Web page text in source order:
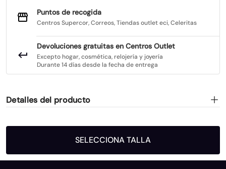
Puntos de recogida
Centros Supercor, Correos, Tiendas outlet eci, Celeritas
Devoluciones gratuitas en Centros Outlet
Excepto hogar, cosmética, relojería y joyería
Durante 14 días desde la fecha de entrega
Detalles del producto
SELECCIONA TALLA